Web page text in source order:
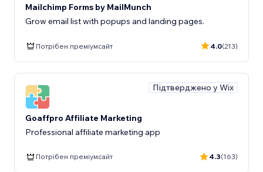
Mailchimp Forms by MailMunch
Grow email list with popups and landing pages.
Потрібен преміумсайт 4.0(213)
Підтверджено у Wix
Goaffpro Affiliate Marketing
Professional affiliate marketing app
Потрібен преміумсайт 4.3(163)